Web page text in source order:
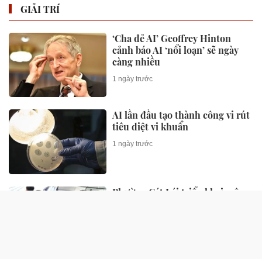
GIẢI TRÍ
‘Cha đẻ AI’ Geoffrey Hinton
cảnh báo AI ‘nổi loạn’ sẽ ngày
càng nhiều
1 ngày trước
AI lần đầu tạo thành công vi rút
tiêu diệt vi khuẩn
1 ngày trước
Phường Cát Lái triển khai mô